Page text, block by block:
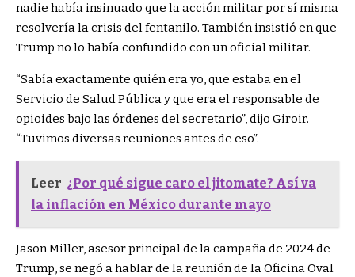
nadie había insinuado que la acción militar por sí misma
resolvería la crisis del fentanilo. También insistió en que
Trump no lo había confundido con un oficial militar.
“Sabía exactamente quién era yo, que estaba en el
Servicio de Salud Pública y que era el responsable de
opioides bajo las órdenes del secretario”, dijo Giroir.
“Tuvimos diversas reuniones antes de eso”.
Leer ¿Por qué sigue caro el jitomate? Así va
la inflación en México durante mayo
Jason Miller, asesor principal de la campaña de 2024 de
Trump, se negó a hablar de la reunión de la Oficina Oval